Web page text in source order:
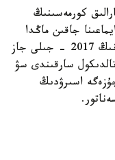
«ەكسپو-2017» حالىقارالىق كورمەسىنىڭ
جاقىن ماڭدا
سالىنىپ جاتقاندىعىن جانە دە بۇل كورمەنىڭ 2017 - جىلى جاز
سارقىندى سۋ
اسىرۋدىڭ